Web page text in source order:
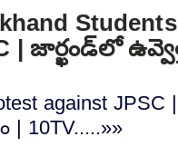
| జార్ఖండ్‌లో
against
10TV.....»»